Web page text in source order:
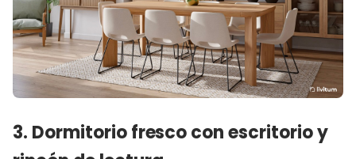
3. Dormitorio fresco con escritorio y